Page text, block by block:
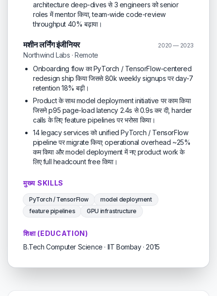
architecture deep-dives से 3 engineers को senior
roles में mentor किया, team-wide code-review
throughput 40% बढ़ाया।
मशीन लर्निंग इंजीनियर 2020 — 2023
Northwind Labs · Remote
Onboarding flow का PyTorch / TensorFlow-centered
redesign ship किया जिससे 80k weekly signups पर day-7
retention 18% बढ़ी।
Product के साथ model deployment initiative पर काम किया
जिसने p95 page-load latency 2.4s से 0.9s कर दी, harder
calls के लिए feature pipelines पर भरोसा किया।
14 legacy services को unified PyTorch / TensorFlow
pipeline पर migrate किया; operational overhead ~25%
कम किया और model deployment में नए product work के
लिए full headcount free किया।
मुख्य SKILLS
PyTorch / TensorFlow
model deployment
feature pipelines
GPU infrastructure
शिक्षा (EDUCATION)
B.Tech Computer Science · IIT Bombay · 2015